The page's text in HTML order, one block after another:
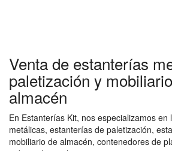
Venta de estanterías
paletización y
almacén
En Estanterías Kit, nos especializamos
metálicas, estanterías de paletización,
mobiliario de almacén, contenedores de